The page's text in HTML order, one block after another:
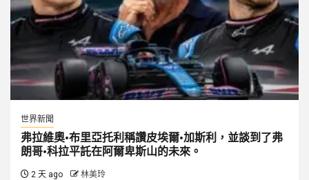
世界新聞
弗拉維奧·布里亞托利稱讚皮埃爾·加斯利，並談到了弗
朗哥·科拉平託在阿爾卑斯山的未來。
2 天 ago 林美玲